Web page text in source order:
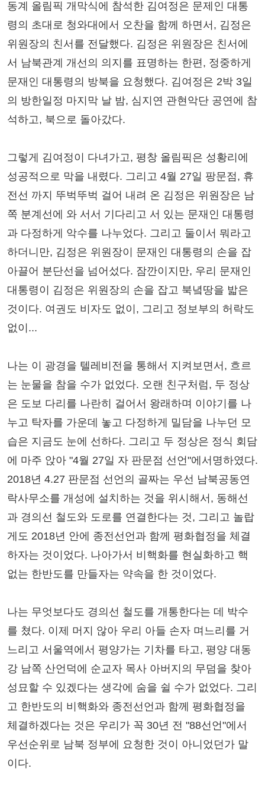
동계 올림픽 개막식에 참석한 김여정은 문제인 대통
령의 초대로 청와대에서 오찬을 함께 하면서, 김정은
위원장의 친서를 전달했다. 김정은 위원장은 친서에
서 남북관계 개선의 의지를 표명하는 한편, 정중하게
문재인 대통령의 방북을 요청했다. 김여정은 2박 3일
의 방한일정 마지막 날 밤, 심지연 관현악단 공연에 참
석하고, 북으로 돌아갔다.
그렇게 김여정이 다녀가고, 평창 올림픽은 성황리에
성공적으로 막을 내렸다. 그리고 4월 27일 팡문점, 휴
전선 까지 뚜벅뚜벅 걸어 내려 온 김정은 위원장은 남
쪽 분계선에 와 서서 기다리고 서 있는 문재인 대통령
과 다정하게 악수를 나누었다. 그리고 둘이서 뭐라고
하더니만, 김정은 위원장이 문재인 대통령의 손을 잡
아끌어 분단선을 넘어섰다. 잠깐이지만, 우리 문재인
대통령이 김정은 위원장의 손을 잡고 북녘땅을 밟은
것이다. 여권도 비자도 없이, 그리고 정보부의 허락도
없이...
나는 이 광경을 텔레비전을 통해서 지켜보면서, 흐르
는 눈물을 참을 수가 없었다. 오랜 친구처럼, 두 정상
은 도보 다리를 나란히 걸어서 왕래하며 이야기를 나
누고 탁자를 가운데 놓고 다정하게 밀담을 나누던 모
습은 지금도 눈에 선하다. 그리고 두 정상은 정식 회담
에 마주 앉아 "4월 27일 자 판문점 선언"에서명하였다.
2018년 4.27 판문점 선언의 골짜는 우선 남북공동연
락사무소를 개성에 설치하는 것을 위시해서, 동해선
과 경의선 철도와 도로를 연결한다는 것, 그리고 놀랍
게도 2018년 안에 종전선언과 함께 평화협정을 체결
하자는 것이었다. 나아가서 비핵화를 현실화하고 핵
없는 한반도를 만들자는 약속을 한 것이었다.
나는 무엇보다도 경의선 철도를 개통한다는 데 박수
를 쳤다. 이제 머지 않아 우리 아들 손자 며느리를 거
느리고 서울역에서 평양가는 기차를 타고, 평양 대동
강 남쪽 산언덕에 순교자 목사 아버지의 무덤을 찾아
성묘할 수 있겠다는 생각에 숨을 쉴 수가 없었다. 그리
고 한반도의 비핵화와 종전선언과 함께 평화협정을
체결하겠다는 것은 우리가 꼭 30년 전 "88선언"에서
우선순위로 남북 정부에 요청한 것이 아니었던가 말
이다.